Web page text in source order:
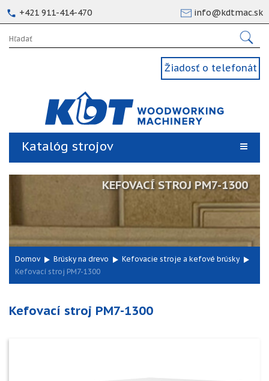
+421 911-414-470 info@kdtmac.sk
Žiadosť o telefonát
Katalóg strojov
KEFOVACÍ STROJ PM7-1300
Domov Brúsky na drevo
Kefovacie stroje a kefové brúsky
Kefovací stroj PM7-1300
Kefovací stroj PM7-1300